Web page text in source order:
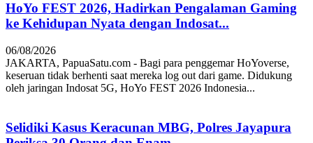
HoYo FEST 2026, Hadirkan Pengalaman Gaming
ke Kehidupan Nyata dengan Indosat...
06/08/2026
JAKARTA, PapuaSatu.com - Bagi para penggemar HoYoverse,
keseruan tidak berhenti saat mereka log out dari game. Didukung
oleh jaringan Indosat 5G, HoYo FEST 2026 Indonesia...
Selidiki Kasus Keracunan MBG, Polres Jayapura